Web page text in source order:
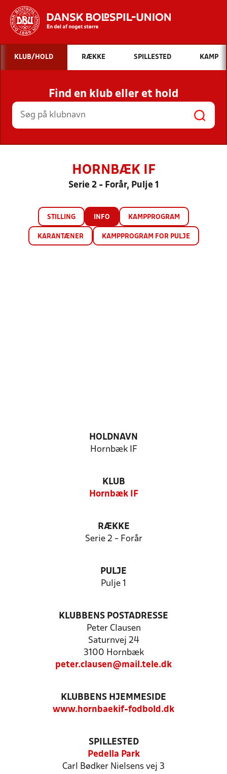
Hvad vil du søge efter?
INDHOLD OG NYHEDER
STILLINGER, RESULTATER, KLUBBER OG
HOLD
KLUB/HOLD RÆKKE SPILLESTED KAMP
Find en klub eller et hold
HORNBÆK IF
Serie 2 - Forår, Pulje 1
STILLING INFO KAMPPROGRAM
KARANTÆNER KAMPPROGRAM FOR PULJE
HOLDNAVN
Hornbæk IF
KLUB
Hornbæk IF
RÆKKE
Serie 2 - Forår
PULJE
Pulje 1
KLUBBENS POSTADRESSE
Peter Clausen
Saturnvej 24
3100 Hornbæk
peter.clausen@mail.tele.dk
KLUBBENS HJEMMESIDE
www.hornbaekif-fodbold.dk
SPILLESTED
Pedella Park
Carl Bødker Nielsens vej 3